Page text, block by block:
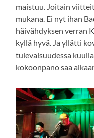
maistuu. Joitain
mukana. Ei nyt ihan
häivähdyksen verran
kyllä hyvä. Ja yllätti
tulevaisuudessa
kokoonpano saa